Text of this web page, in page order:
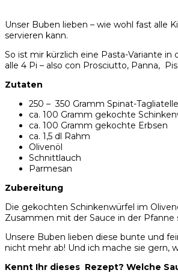
Unser Buben lieben – wie wohl fast alle
servieren kann.
So ist mir kürzlich eine Pasta-Variante
alle 4 Pi – also con Prosciutto, Panna,
Zutaten
250 – 350 Gramm Spinat-Tagliatelle
ca. 100 Gramm gekochte
ca. 100 Gramm gekochte Erbsen
ca. 1,5 dl Rahm
Olivenöl
Schnittlauch
Parmesan
Zubereitung
Die gekochten Schinkenwürfel im
Zusammen mit der Sauce in der
Unsere Buben lieben diese bunte und
nicht mehr ab! Und ich mache sie gern,
Kennt Ihr dieses Rezept? Welche